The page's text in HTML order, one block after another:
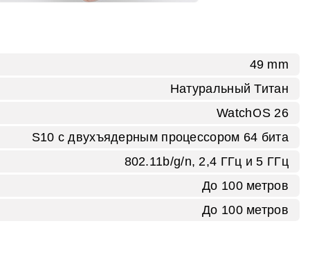
49 mm
Натуральный Титан
WatchOS 26
S10 с двухъядерным процессором 64 бита
802.11b/g/n, 2,4 ГГц и 5 ГГц
До 100 метров
До 100 метров